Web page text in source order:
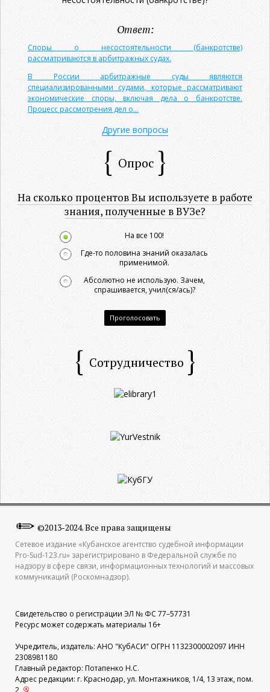
Ответ:
Споры о несостоятельности (банкротстве)
рассматриваются в арбитражных судах.
В России арбитражные суды являются
специализированными судами, которые рассматривают
экономические споры, включая дела о банкротстве.
Процесс рассмотрения дел о...
Другие вопросы
Опрос
На сколько процентов Вы используете в работе
знания, полученные в ВУЗе?
На все 100!
Где-то половина знаний оказалась
применимой.
Абсолютно не использую. Зачем,
спрашивается, учил(ся/ась)?
Проголосовать
Сотрудничество
©2013-2024. Все права защищены
Сетевое издание «Кубанское агентство судебной информации
Pro-Sud-123.ru» зарегистрировано в Федеральной службе по
надзору в сфере связи, информационных технологий и массовых
коммуникаций (Роскомнадзор).
Свидетельство о регистрации ЭЛ № ФС 77–57731
Ресурс может содержать материалы 16+
Учредитель, издатель: АНО "КубАСИ" ОГРН 1132300002097 ИНН
2308981180
Главный редактор: Потапенко Н.С.
Адрес редакции: г. Краснодар, ул. Монтажников, 1/4, 13 этаж, пом.
2